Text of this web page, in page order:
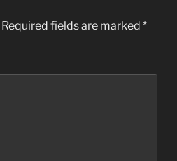
Required fields are marked *